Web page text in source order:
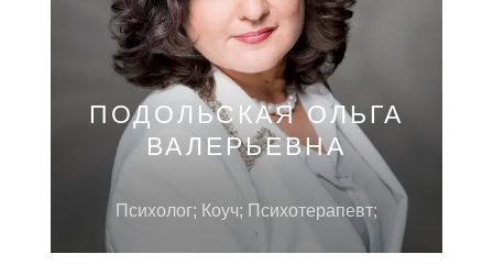
ПОДОЛЬСКАЯ ОЛЬГА
ВАЛЕРЬЕВНА
Психолог; Коуч; Психотерапевт;